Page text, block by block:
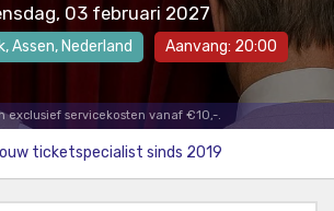
03 februari 2027
,Assen, Nederland Aanvang: 20:00
exclusief servicekosten vanaf €10,-.
ticketspecialist sinds 2019